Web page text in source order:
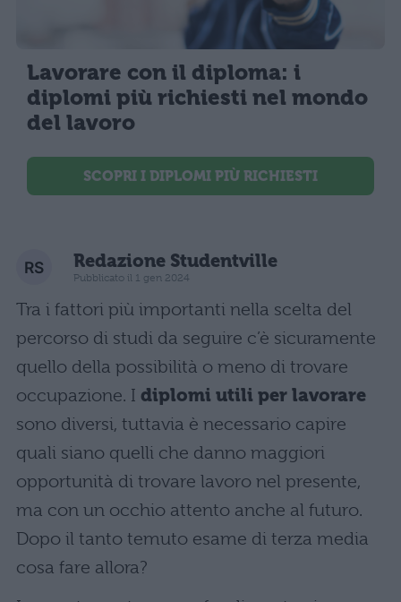
Lavorare con il diploma: i
diplomi più richiesti nel mondo
del lavoro
SCOPRI I DIPLOMI PIÙ RICHIESTI
Redazione Studentville
Pubblicato il 1 gen 2024
Tra i fattori più importanti nella scelta del
percorso di studi da seguire c’è sicuramente
quello della possibilità o meno di trovare
occupazione. I diplomi utili per lavorare
sono diversi, tuttavia è necessario capire
quali siano quelli che danno maggiori
opportunità di trovare lavoro nel presente,
ma con un occhio attento anche al futuro.
Dopo il tanto temuto esame di terza media
cosa fare allora?